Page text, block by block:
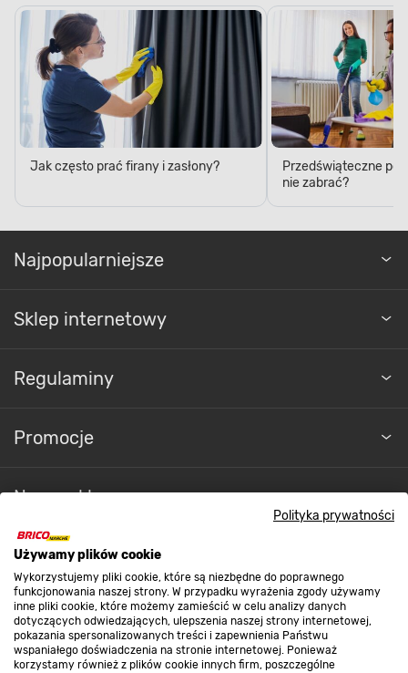
Polityka prywatności
Używamy plików cookie
Wykorzystujemy pliki cookie, które są niezbędne do poprawnego
funkcjonowania naszej strony. W przypadku wyrażenia zgody używamy
inne pliki cookie, które możemy zamieścić w celu analizy danych
dotyczących odwiedzających, ulepszenia naszej strony internetowej,
pokazania spersonalizowanych treści i zapewnienia Państwu
wspaniałego doświadczenia na stronie internetowej. Ponieważ
korzystamy również z plików cookie innych firm, poszczególne
Jak często prać firany i zasłony?
Przedświąteczne
nie zabrać?
Najpopularniejsze
Sklep internetowy
Regulaminy
Promocje
Nasze sklepy
O nas
Kontakt do sklepu